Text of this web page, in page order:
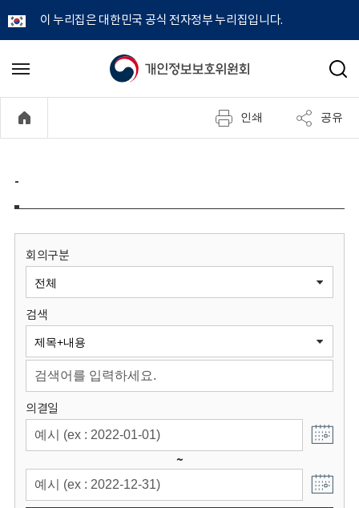
이 누리집은 대한민국 공식 전자정부 누리집입니다.
개
정
보
원
회
메
기
검
인쇄 공유
-
회의구분
검색
의결일
~